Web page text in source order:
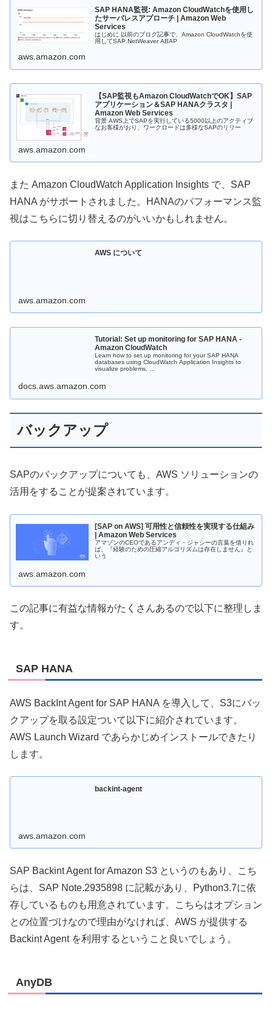
SAP HANA監視: Amazon CloudWatchを使用し
たサーバレスアプローチ | Amazon Web
Services
はじめに 以前のブログ記事で、Amazon CloudWatchを使
用してSAP NetWeaver ABAP
aws.amazon.com
【SAP監視もAmazon CloudWatchでOK】SAP
アプリケーション＆SAP HANAクラスタ |
Amazon Web Services
背景 AWS上でSAPを実行している5000以上のアクティブ
なお客様がおり、ワークロードは多様なSAPのリリー
aws.amazon.com
また Amazon CloudWatch Application Insights で、SAP
HANA がサポートされました。HANAのパフォーマンス監
視はこちらに切り替えるのがいいかもしれません。
AWS について
aws.amazon.com
Tutorial: Set up monitoring for SAP HANA -
Amazon CloudWatch
Learn how to set up monitoring for your SAP HANA
databases using CloudWatch Application Insights to
visualize problems, ...
docs.aws.amazon.com
バックアップ
SAPのバックアップについても、AWS ソリューションの
活用をすることが提案されています。
[SAP on AWS] 可用性と信頼性を実現する仕組み
| Amazon Web Services
アマゾンのCEOであるアンディ・ジャシーの言葉を借りれ
ば、『経験のための圧縮アルゴリズムは存在しません』と
いう
aws.amazon.com
この記事に有益な情報がたくさんあるので以下に整理しま
す。
SAP HANA
AWS BackInt Agent for SAP HANA を導入して、S3にバッ
クアップを取る設定ついて以下に紹介されています。
AWS Launch Wizard であらかじめインストールできたり
します。
backint-agent
aws.amazon.com
SAP Backint Agent for Amazon S3 というのもあり、こち
らは、SAP Note.2935898 に記載があり、Python3.7に依
存しているものも用意されています。こちらはオプション
との位置づけなので理由がなければ、AWS が提供する
Backint Agent を利用するということ良いでしょう。
AnyDB